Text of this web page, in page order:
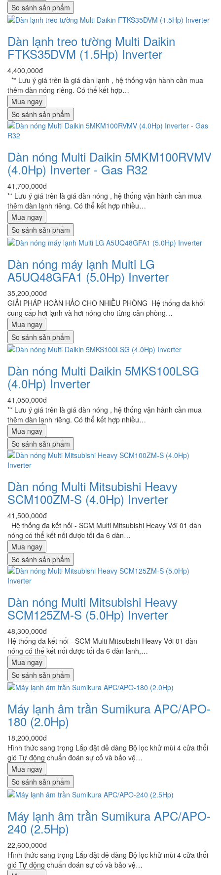
So sánh sản phẩm
Dàn lạnh treo tường Multi Daikin
FTKS35DVM (1.5Hp) Inverter
4,400,000đ
** Lưu ý giá trên là giá dàn lạnh , hệ thống vận hành cần mua
thêm dàn nóng riêng. Có thể kết hợp…
Mua ngay
So sánh sản phẩm
Dàn nóng Multi Daikin 5MKM100RVMV
(4.0Hp) Inverter - Gas R32
41,700,000đ
** Lưu ý giá trên là giá dàn nóng , hệ thống vận hành cần mua
thêm dàn lạnh riêng. Có thể kết hợp nhiều…
Mua ngay
So sánh sản phẩm
Dàn nóng máy lạnh Multi LG
A5UQ48GFA1 (5.0Hp) Inverter
35,200,000đ
GIẢI PHÁP HOÀN HẢO CHO NHIỀU PHÒNG Hệ thống đa khối
cung cấp hơi lạnh và hơi nóng cho từng căn phòng…
Mua ngay
So sánh sản phẩm
Dàn nóng Multi Daikin 5MKS100LSG
(4.0Hp) Inverter
41,050,000đ
** Lưu ý giá trên là giá dàn nóng , hệ thống vận hành cần mua
thêm dàn lạnh riêng. Có thể kết hợp nhiều…
Mua ngay
So sánh sản phẩm
Dàn nóng Multi Mitsubishi Heavy
SCM100ZM-S (4.0Hp) Inverter
41,500,000đ
Hệ thống đa kết nối - SCM Multi Mitsubishi Heavy Với 01 dàn
nóng có thể kết nối được tối đa 6 dàn…
Mua ngay
So sánh sản phẩm
Dàn nóng Multi Mitsubishi Heavy
SCM125ZM-S (5.0Hp) Inverter
48,300,000đ
Hệ thống đa kết nối - SCM Multi Mitsubishi Heavy Với 01 dàn
nóng có thể kết nối được tối đa 6 dàn lanh,…
Mua ngay
So sánh sản phẩm
Máy lạnh âm trần Sumikura APC/APO-
180 (2.0Hp)
18,200,000đ
Hình thức sang trọng Lắp đặt dễ dàng Bộ lọc khử mùi 4 cửa thổi
gió Tự động chuẩn đoán sự cố và bảo vệ…
Mua ngay
So sánh sản phẩm
Máy lạnh âm trần Sumikura APC/APO-
240 (2.5Hp)
22,600,000đ
Hình thức sang trọng Lắp đặt dễ dàng Bộ lọc khử mùi 4 cửa thổi
gió Tự động chuẩn đoán sự cố và bảo vệ…